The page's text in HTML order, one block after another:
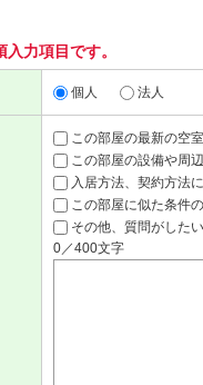
力項目です。
個人 法人
この部屋の最新の空
この部屋の設備や周
入居方法、契約方法
この部屋に似た条件
その他、質問がした
0／400文字